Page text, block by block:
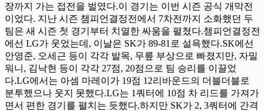
장까지 가는 접전을 벌였다.이 경기는 이번 시즌 공식 개막전
이었다. 지난 시즌 챔피언결정전에서 7차전까지 소화했던 두
팀은 새 시즌 첫 경기부터 치열한 싸움을 펼쳤다.챔피언결정전
에선 LG가 웃었는데, 이날은 SK가 89-81로 설욕했다.SK에선
안영준, 오세근 등이 각각 발목, 무릎 부상으로 빠졌지만, 자밀
워니, 김낙현 등이 각각 27점, 20점으로 팀 승리를 이끌었
다.LG에서는 아셈 마레이가 19점 12리바운드의 더블더블로
분투했으나 웃지 못했다.LG는 1쿼터에 10점 차 리드를 가져가
면서 편한 경기를 펼치는 듯했다.하지만 SK가 2, 3쿼터에 간격